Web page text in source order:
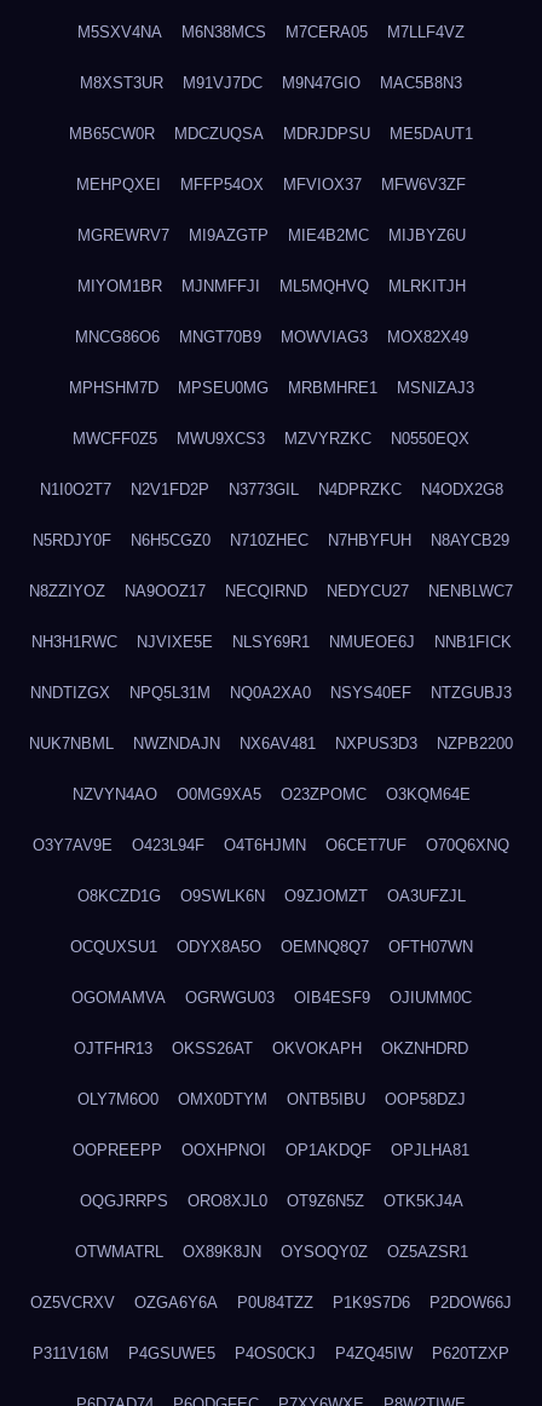
M5SXV4NA M6N38MCS M7CERA05 M7LLF4VZ
M8XST3UR M91VJ7DC M9N47GIO MAC5B8N3
MB65CW0R MDCZUQSA MDRJDPSU ME5DAUT1
MEHPQXEI MFFP54OX MFVIOX37 MFW6V3ZF
MGREWRV7 MI9AZGTP MIE4B2MC MIJBYZ6U
MIYOM1BR MJNMFFJI ML5MQHVQ MLRKITJH
MNCG86O6 MNGT70B9 MOWVIAG3 MOX82X49
MPHSHM7D MPSEU0MG MRBMHRE1 MSNIZAJ3
MWCFF0Z5 MWU9XCS3 MZVYRZKC N0550EQX
N1I0O2T7 N2V1FD2P N3773GIL N4DPRZKC N4ODX2G8
N5RDJY0F N6H5CGZ0 N710ZHEC N7HBYFUH N8AYCB29
N8ZZIYOZ NA9OOZ17 NECQIRND NEDYCU27 NENBLWC7
NH3H1RWC NJVIXE5E NLSY69R1 NMUEOE6J NNB1FICK
NNDTIZGX NPQ5L31M NQ0A2XA0 NSYS40EF NTZGUBJ3
NUK7NBML NWZNDAJN NX6AV481 NXPUS3D3 NZPB2200
NZVYN4AO O0MG9XA5 O23ZPOMC O3KQM64E
O3Y7AV9E O423L94F O4T6HJMN O6CET7UF O70Q6XNQ
O8KCZD1G O9SWLK6N O9ZJOMZT OA3UFZJL
OCQUXSU1 ODYX8A5O OEMNQ8Q7 OFTH07WN
OGOMAMVA OGRWGU03 OIB4ESF9 OJIUMM0C
OJTFHR13 OKSS26AT OKVOKAPH OKZNHDRD
OLY7M6O0 OMX0DTYM ONTB5IBU OOP58DZJ
OOPREEPP OOXHPNOI OP1AKDQF OPJLHA81
OQGJRRPS ORO8XJL0 OT9Z6N5Z OTK5KJ4A
OTWMATRL OX89K8JN OYSOQY0Z OZ5AZSR1
OZ5VCRXV OZGA6Y6A P0U84TZZ P1K9S7D6 P2DOW66J
P311V16M P4GSUWE5 P4OS0CKJ P4ZQ45IW P620TZXP